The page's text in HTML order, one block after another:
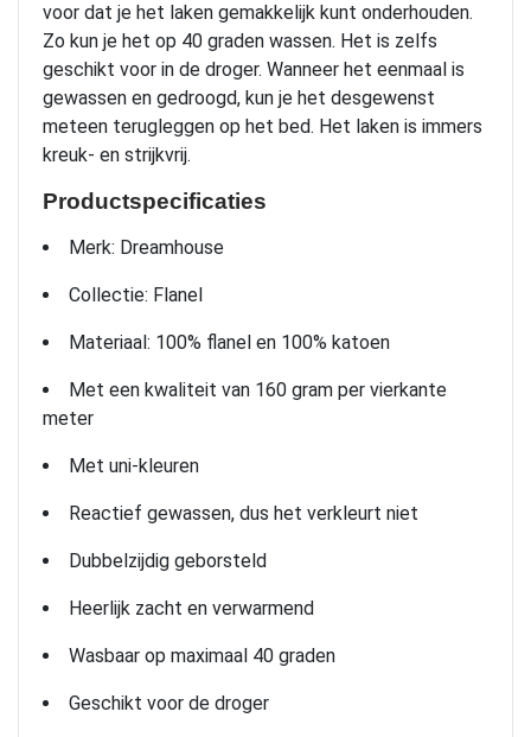
voor dat je het laken gemakkelijk kunt onderhouden.
Zo kun je het op 40 graden wassen. Het is zelfs
geschikt voor in de droger. Wanneer het eenmaal is
gewassen en gedroogd, kun je het desgewenst
meteen terugleggen op het bed. Het laken is immers
kreuk- en strijkvrij.
Productspecificaties
Merk: Dreamhouse
Collectie: Flanel
Materiaal: 100% flanel en 100% katoen
Met een kwaliteit van 160 gram per vierkante
meter
Met uni-kleuren
Reactief gewassen, dus het verkleurt niet
Dubbelzijdig geborsteld
Heerlijk zacht en verwarmend
Wasbaar op maximaal 40 graden
Geschikt voor de droger